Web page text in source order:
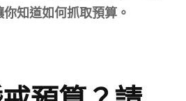
知道如何抓取預算。